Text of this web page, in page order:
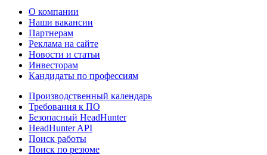
О компании
Наши вакансии
Партнерам
Реклама на сайте
Новости и статьи
Инвесторам
Кандидаты по профессиям
Производственный календарь
Требования к ПО
Безопасный HeadHunter
HeadHunter API
Поиск работы
Поиск по резюме